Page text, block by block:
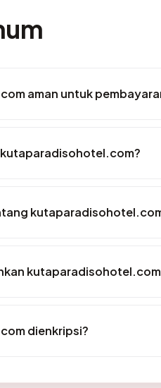
aman untuk
dienkripsi?